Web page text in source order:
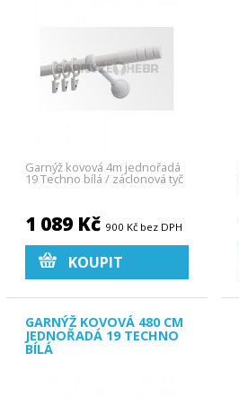
Garnýž kovová 4m jednořadá
19 Techno bílá / záclonová tyč
1 089 Kč 900 Kč bez DPH
KOUPIT
GARNÝŽ KOVOVÁ 480 CM
JEDNOŘADÁ 19 TECHNO
BÍLÁ